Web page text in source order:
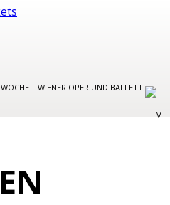
WIENER OPER UND BALLETT